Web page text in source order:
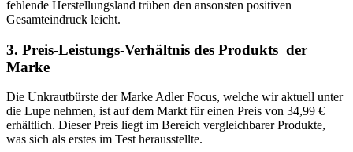
fehlende Herstellungsland trüben den ansonsten positiven
Gesamteindruck leicht.
3. Preis-Leistungs-Verhältnis des Produkts der
Marke
Die Unkrautbürste der Marke Adler Focus, welche wir aktuell unter
die Lupe nehmen, ist auf dem Markt für einen Preis von 34,99 €
erhältlich. Dieser Preis liegt im Bereich vergleichbarer Produkte,
was sich als erstes im Test herausstellte.